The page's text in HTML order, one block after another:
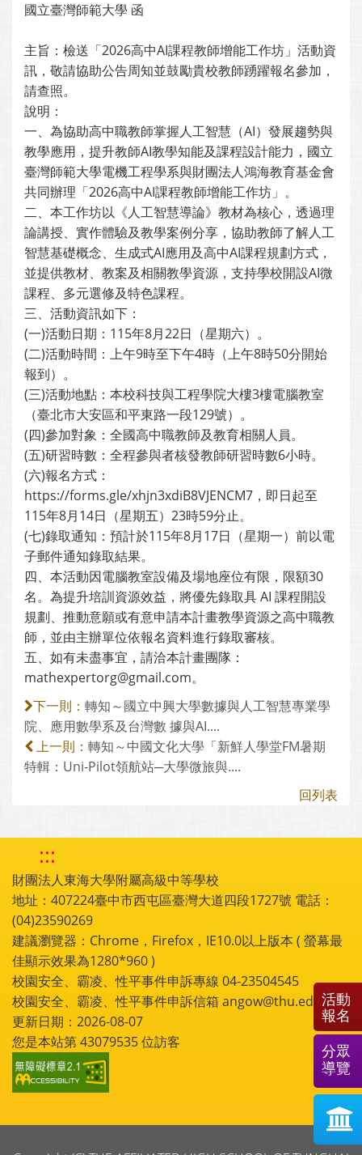
國立臺灣師範大學 函
主旨：檢送「2026高中AI課程教師增能工作坊」活動資
訊，敬請協助公告周知並鼓勵貴校教師踴躍報名參加，
請查照。
說明：
一、為協助高中職教師掌握人工智慧（AI）發展趨勢與
教學應用，提升教師AI教學知能及課程設計能力，國立
臺灣師範大學電機工程學系與財團法人鴻海教育基金會
共同辦理「2026高中AI課程教師增能工作坊」。
二、本工作坊以《人工智慧導論》教材為核心，透過理
論講授、實作體驗及教學案例分享，協助教師了解人工
智慧基礎概念、生成式AI應用及高中AI課程規劃方式，
並提供教材、教案及相關教學資源，支持學校開設AI微
課程、多元選修及特色課程。
三、活動資訊如下：
(一)活動日期：115年8月22日（星期六）。
(二)活動時間：上午9時至下午4時（上午8時50分開始
報到）。
(三)活動地點：本校科技與工程學院大樓3樓電腦教室
（臺北市大安區和平東路一段129號）。
(四)參加對象：全國高中職教師及教育相關人員。
(五)研習時數：全程參與者核發教師研習時數6小時。
(六)報名方式：
https://forms.gle/xhjn3xdiB8VJENCM7，即日起至
115年8月14日（星期五）23時59分止。
(七)錄取通知：預計於115年8月17日（星期一）前以電
子郵件通知錄取結果。
四、本活動因電腦教室設備及場地座位有限，限額30
名。為提升培訓資源效益，將優先錄取具 AI 課程開設
規劃、推動意願或有意申請本計畫教學資源之高中職教
師，並由主辦單位依報名資料進行錄取審核。
五、如有未盡事宜，請洽本計畫團隊：
mathexpertorg@gmail.com。
下一則： 轉知～國立中興大學數據與人工智慧專業學
院、應用數學系及台灣數 據與AI....
上一則： 轉知～中國文化大學「新鮮人學堂FM暑期
特輯：Uni-Pilot領航站─大學微旅與....
回列表
:::
財團法人東海大學附屬高級中等學校
地址：407224臺中市西屯區臺灣大道四段1727號 電話：
(04)23590269
建議瀏覽器：Chrome，Firefox，IE10.0以上版本 ( 螢幕最
佳顯示效果為1280*960 )
校園安全、霸凌、性平事件申訴專線 04-23504545
校園安全、霸凌、性平事件申訴信箱 angow@thu.edu.tw
更新日期：2026-08-07
您是本站第43079535位訪客
活動
報名
分眾
導覽